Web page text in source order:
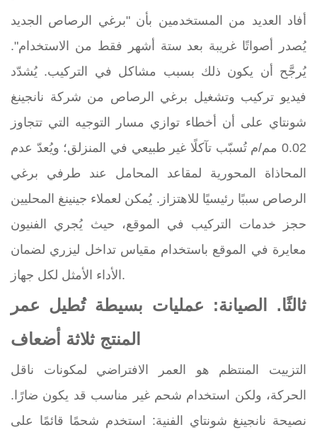
أفاد العديد من المستخدمين بأن "برغي الرصاص الجديد
يُصدر أصواتًا غريبة بعد ستة أشهر فقط من الاستخدام".
يُرجَّح أن يكون ذلك بسبب مشاكل في التركيب. يُشدّد
فيديو تركيب وتشغيل برغي الرصاص من شركة نانجينغ
شونتاي على أن أخطاء توازي مسار التوجيه التي تتجاوز
0.02 مم/م تُسبّب تآكلًا غير طبيعي في المنزلق؛ ويُعدّ عدم
المحاذاة المحورية لمقاعد المحامل عند طرفي برغي
الرصاص سببًا رئيسيًا للاهتزاز. يُمكن لعملاء جينينغ المحليين
حجز خدمات التركيب في الموقع، حيث يُجري الفنيون
معايرة في الموقع باستخدام مقياس تداخل ليزري لضمان
الأداء الأمثل لكل جهاز.
ثالثًا. الصيانة: عمليات بسيطة تُطيل عمر
المنتج ثلاثة أضعاف
التزييت المنتظم هو العمر الافتراضي لمكونات ناقل
الحركة، ولكن استخدام شحم غير مناسب قد يكون ضارًا.
نصيحة نانجينغ شونتاي الفنية: استخدم شحمًا قائمًا على